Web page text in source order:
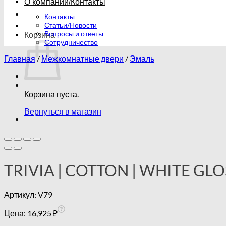
Корзина
Корзина пуста.
Вернуться в магазин
Контакты
Статьи/Новости
Вопросы и ответы
Сотрудничество
Главная / Межкомнатные двери / Эмаль
TRIVIA | COTTON | WHITE
Артикул: V79
Цена: 16,925₽